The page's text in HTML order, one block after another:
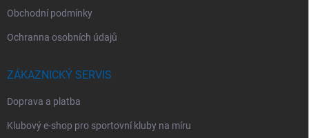
Obchodní podmínky
Ochranna osobních údajů
ZÁKAZNICKÝ SERVIS
Doprava a platba
Klubový e-shop pro sportovní kluby na míru